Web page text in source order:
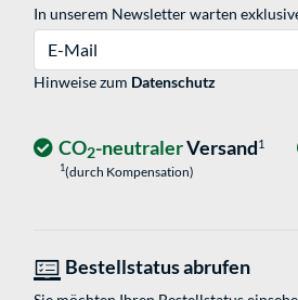
In unserem Newsletter warten
Hinweise zum Datenschutz
CO2-neutralerVersand1
1(durch Kompensation)
Bestellstatus abrufen